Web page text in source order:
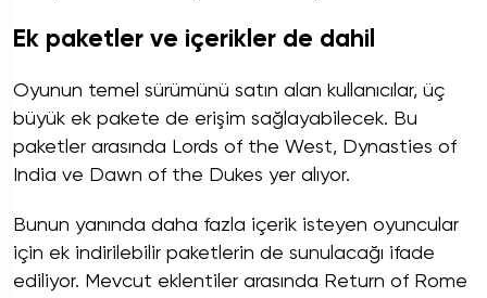
Ek paketler ve içerikler de dahil
Oyunun temel sürümünü satın alan kullanıcılar, üç
büyük ek pakete de erişim sağlayabilecek. Bu
paketler arasında Lords of the West, Dynasties of
India ve Dawn of the Dukes yer alıyor.
Bunun yanında daha fazla içerik isteyen oyuncular
için ek indirilebilir paketlerin de sunulacağı ifade
ediliyor. Mevcut eklentiler arasında Return of Rome